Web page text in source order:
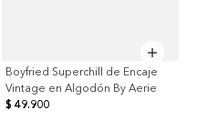
Boyfried Superchill de Encaje
Vintage en Algodón By Aerie
$ 49.900